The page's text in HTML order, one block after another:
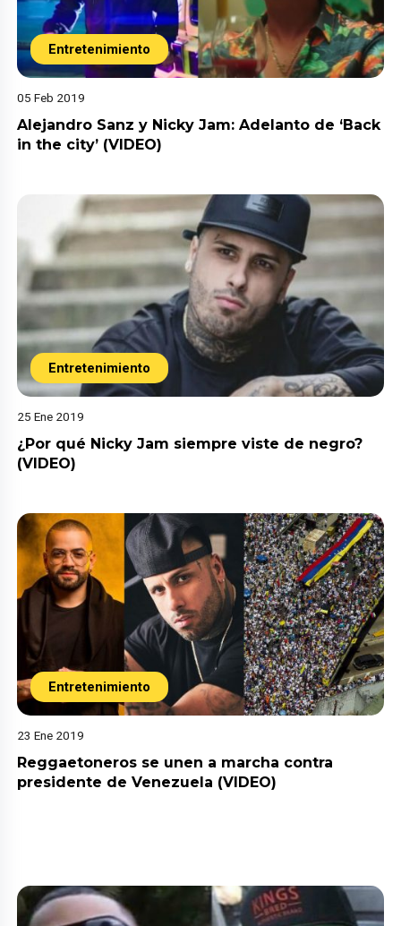
Entretenimiento
05 Feb 2019
Alejandro Sanz y Nicky Jam: Adelanto de ‘Back
in the city’ (VIDEO)
Entretenimiento
25 Ene 2019
¿Por qué Nicky Jam siempre viste de negro?
(VIDEO)
Entretenimiento
23 Ene 2019
Reggaetoneros se unen a marcha contra
presidente de Venezuela (VIDEO)